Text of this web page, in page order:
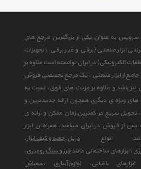
سرویس به عنوان یکی از بزرگترین مرجع های
ابزار صنعتی (برقی و غیر برقی ، تجهیزات
الکترونیکی) در ایران توانسته است علاوه بر
جامع از ابزار صنعتی ، یک مرجع تخصصی فروش
نیز باشد و علاوه بر مزیت های فوق، نسبت به
های ویژه ی دیگری همچون ارائه جدیدترین و
تحویل سریع در کمترین زمان ممکن و ارائه ی
از فروش در ایران میباشد. همراهان ابزار
انواع دریل،جعبه و کیف ابزار،
، ابزارهای ساختمانی مانند فرز و سنگ رومیزی،
باغبانی،لوازم آبیاری ،سمپاش